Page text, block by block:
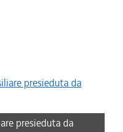
presieduta da